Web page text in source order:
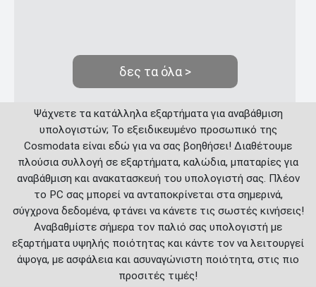
δες τα όλα >
Ψάχνετε τα κατάλληλα εξαρτήματα για αναβάθμιση
υπολογιστών; Το εξειδικευμένο προσωπικό της
Cosmodata είναι εδώ για να σας βοηθήσει! Διαθέτουμε
πλούσια συλλογή σε εξαρτήματα, καλώδια, μπαταρίες για
αναβάθμιση και ανακατασκευή του υπολογιστή σας. Πλέον
το PC σας μπορεί να ανταποκρίνεται στα σημερινά,
σύγχρονα δεδομένα, φτάνει να κάνετε τις σωστές κινήσεις!
Αναβαθμίστε σήμερα τον παλιό σας υπολογιστή με
εξαρτήματα υψηλής ποιότητας και κάντε τον να λειτουργεί
άψογα, με ασφάλεια και ασυναγώνιστη ποιότητα, στις πιο
προσιτές τιμές!